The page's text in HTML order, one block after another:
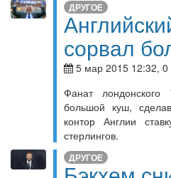
ДРУГОЕ
сорвал
5 мар 2015 12:32, 0
Фанат
большой куш,
контор Англии
стерлингов.
ДРУГОЕ